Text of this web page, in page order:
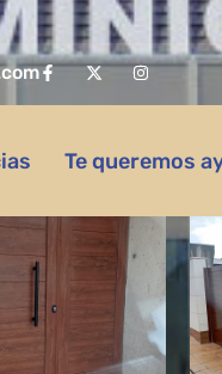
Te queremos